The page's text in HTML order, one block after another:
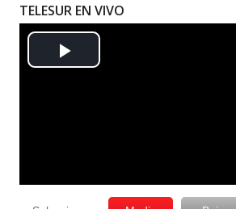
TELESUR EN VIVO